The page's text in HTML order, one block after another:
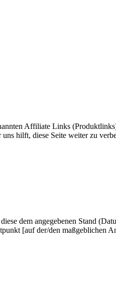
Affiliate Links
hilft, diese Seite weiter zu
dem angegebenen Stand
[auf der/den maßgeblichen